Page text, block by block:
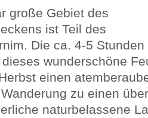
große Gebiet des
ist Teil des
Die ca. 4-5 Stunden
wunderschöne
einen
zu einen
naturbelassene